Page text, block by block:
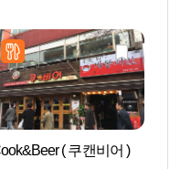
( 쿠캔비어 )